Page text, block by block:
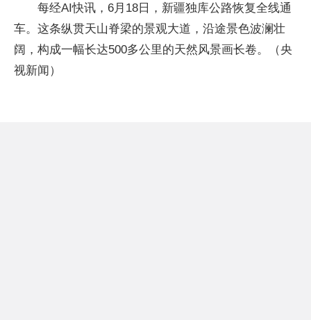
每经AI快讯，6月18日，新疆独库公路恢复全线通
车。这条纵贯天山脊梁的景观大道，沿途景色波澜壮
阔，构成一幅长达500多公里的天然风景画长卷。（央
视新闻）